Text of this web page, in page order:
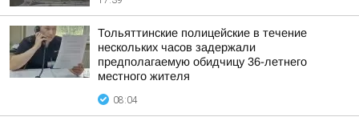
Тольяттинские полицейские в течение
нескольких часов задержали
предполагаемую обидчицу 36-летнего
местного жителя
08:04